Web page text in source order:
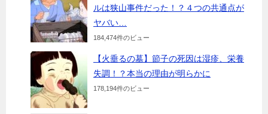
ルは狭山事件だった！？４つの共通点が
ヤバい…
184,474件のビュー
【火垂るの墓】節子の死因は湿疹、栄養
失調！？本当の理由が明らかに
178,194件のビュー